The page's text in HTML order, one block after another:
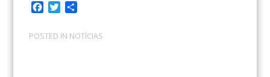
c
e
i
t
m
p
POSTED IN NOTÍCIAS